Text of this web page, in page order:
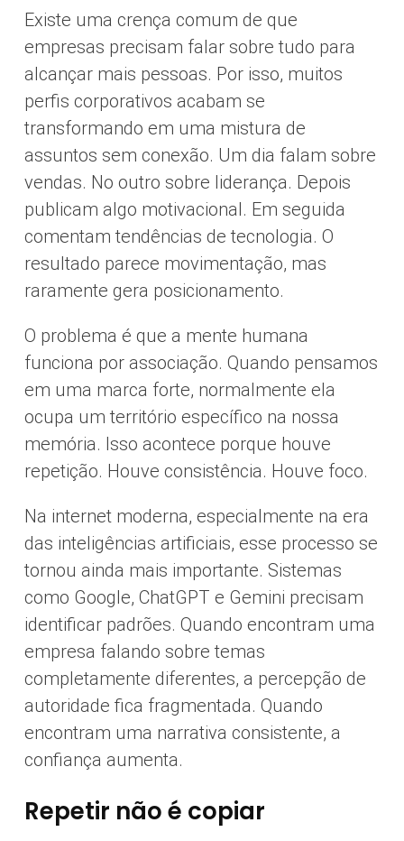
Existe uma crença comum de que
empresas precisam falar sobre tudo para
alcançar mais pessoas. Por isso, muitos
perfis corporativos acabam se
transformando em uma mistura de
assuntos sem conexão. Um dia falam sobre
vendas. No outro sobre liderança. Depois
publicam algo motivacional. Em seguida
comentam tendências de tecnologia. O
resultado parece movimentação, mas
raramente gera posicionamento.
O problema é que a mente humana
funciona por associação. Quando pensamos
em uma marca forte, normalmente ela
ocupa um território específico na nossa
memória. Isso acontece porque houve
repetição. Houve consistência. Houve foco.
Na internet moderna, especialmente na era
das inteligências artificiais, esse processo se
tornou ainda mais importante. Sistemas
como Google, ChatGPT e Gemini precisam
identificar padrões. Quando encontram uma
empresa falando sobre temas
completamente diferentes, a percepção de
autoridade fica fragmentada. Quando
encontram uma narrativa consistente, a
confiança aumenta.
Repetir não é copiar